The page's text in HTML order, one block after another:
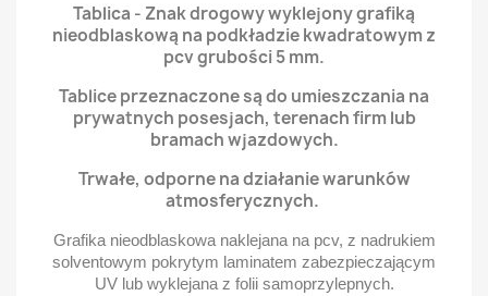
Tablica - Znak drogowy wyklejony grafiką
nieodblaskową na podkładzie kwadratowym z
pcv grubości 5 mm.
Tablice przeznaczone są do umieszczania na
prywatnych posesjach, terenach firm lub
bramach wjazdowych.
Trwałe, odporne na działanie warunków
atmosferycznych.
Grafika nieodblaskowa naklejana na pcv, z nadrukiem
solventowym pokrytym laminatem zabezpieczającym
UV lub wyklejana z folii samoprzylepnych.